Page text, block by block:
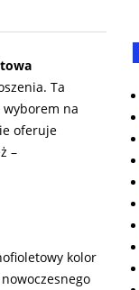
Ta
na
oferuje
–
kolor